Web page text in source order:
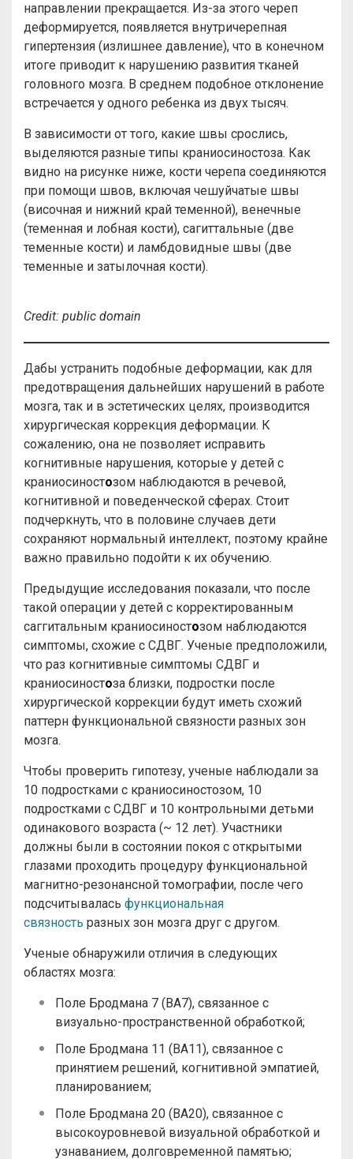
направлении прекращается. Из-за этого череп
деформируется, появляется внутричерепная
гипертензия (излишнее давление), что в конечном
итоге приводит к нарушению развития тканей
головного мозга. В среднем подобное отклонение
встречается у одного ребенка из двух тысяч.
В зависимости от того, какие швы срослись,
выделяются разные типы краниосиностоза. Как
видно на рисунке ниже, кости черепа соединяются
при помощи швов, включая чешуйчатые швы
(височная и нижний край теменной), венечные
(теменная и лобная кости), сагиттальные (две
теменные кости) и ламбдовидные швы (две
теменные и затылочная кости).
Credit: public domain
Дабы устранить подобные деформации, как для
предотвращения дальнейших нарушений в работе
мозга, так и в эстетических целях, производится
хирургическая коррекция деформации. К
сожалению, она не позволяет исправить
когнитивные нарушения, которые у детей с
краниосиностозом наблюдаются в речевой,
когнитивной и поведенческой сферах. Стоит
подчеркнуть, что в половине случаев дети
сохраняют нормальный интеллект, поэтому крайне
важно правильно подойти к их обучению.
Предыдущие исследования показали, что после
такой операции у детей с корректированным
саггитальным краниосиностозом наблюдаются
симптомы, схожие с СДВГ. Ученые предположили,
что раз когнитивные симптомы СДВГ и
краниосиностоза близки, подростки после
хирургической коррекции будут иметь схожий
паттерн функциональной связности разных зон
мозга.
Чтобы проверить гипотезу, ученые наблюдали за
10 подростками с краниосиностозом, 10
подростками с СДВГ и 10 контрольными детьми
одинакового возраста (~ 12 лет). Участники
должны были в состоянии покоя с открытыми
глазами проходить процедуру функциональной
магнитно-резонансной томографии, после чего
подсчитывалась функциональная
связность разных зон мозга друг с другом.
Ученые обнаружили отличия в следующих
областях мозга:
Поле Бродмана 7 (BA7), связанное с
визуально-пространственной обработкой;
Поле Бродмана 11 (BA11), связанное с
принятием решений, когнитивной эмпатией,
планированием;
Поле Бродмана 20 (BA20), связанное с
высокоуровневой визуальной обработкой и
узнаванием, долговременной памятью;